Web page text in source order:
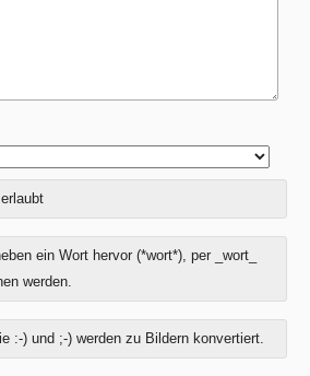
ein Wort hervor (*wort*), per _wort_
werden.
:-) und ;-) werden zu Bildern konvertiert.